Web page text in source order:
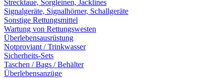
Strecktaue, Sorgleinen, Jacklines
Signalgeräte, Signalhörner, Schallgeräte
Sonstige Rettungsmittel
Wartung von Rettungswesten
Überlebensausrüstung
Notproviant / Trinkwasser
Sicherheits-Sets
Taschen / Bags / Behälter
Überlebensanzüge